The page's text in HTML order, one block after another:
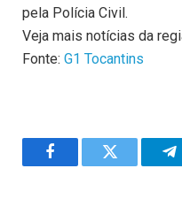
pela Polícia Civil.
Veja mais notícias da
Fonte: G1 Tocantins
FacebookTwitter